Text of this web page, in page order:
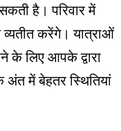
है। परिवार में
व्यतीत करेंगे। यात्राओं
के लिए आपके द्वारा
में बेहतर स्थितियां